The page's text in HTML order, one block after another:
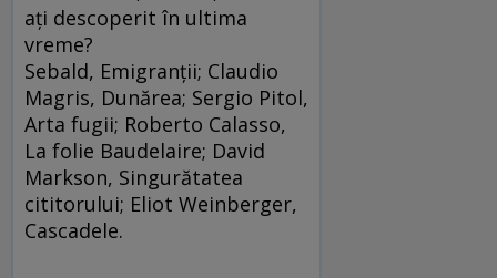
aţi descoperit în ultima
vreme?
Sebald, Emigranţii; Claudio
Magris, Dunărea; Sergio Pitol,
Arta fugii; Roberto Calasso,
La folie Baudelaire; David
Markson, Singurătatea
cititorului; Eliot Weinberger,
Cascadele.